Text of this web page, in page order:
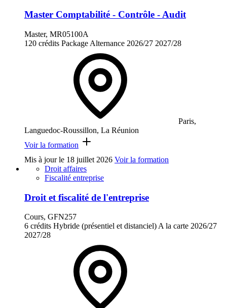
Master Comptabilité - Contrôle - Audit
Master, MR05100A
120 crédits Package Alternance 2026/27 2027/28
Paris,
Languedoc-Roussillon, La Réunion
Voir la formation
Mis à jour le 18 juillet 2026 Voir la formation
Droit affaires
Fiscalité entreprise
Droit et fiscalité de l'entreprise
Cours, GFN257
6 crédits Hybride (présentiel et distanciel)A la carte 2026/27
2027/28